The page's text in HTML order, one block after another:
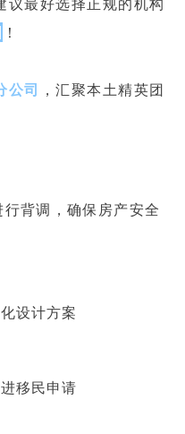
！
公司 ，汇聚本土精英团
背调，确保房产安全
设计方案
移民申请